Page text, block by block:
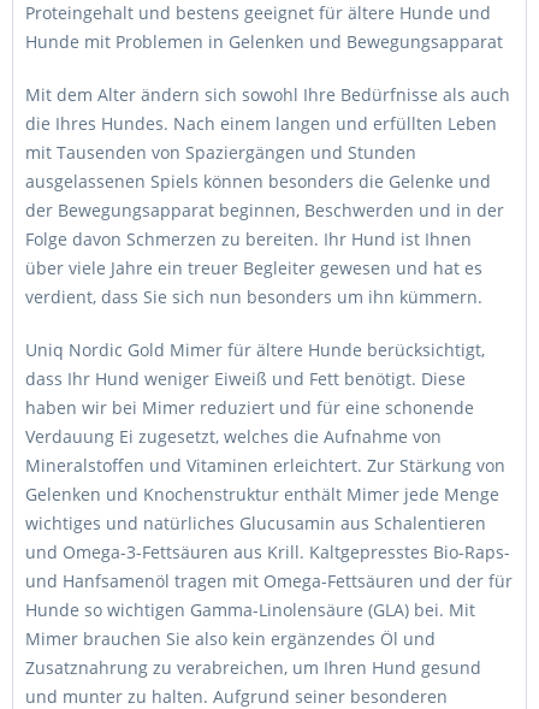
Proteingehalt und bestens geeignet für ältere Hunde und
Hunde mit Problemen in Gelenken und Bewegungsapparat
Mit dem Alter ändern sich sowohl Ihre Bedürfnisse als auch
die Ihres Hundes. Nach einem langen und erfüllten Leben
mit Tausenden von Spaziergängen und Stunden
ausgelassenen Spiels können besonders die Gelenke und
der Bewegungsapparat beginnen, Beschwerden und in der
Folge davon Schmerzen zu bereiten. Ihr Hund ist Ihnen
über viele Jahre ein treuer Begleiter gewesen und hat es
verdient, dass Sie sich nun besonders um ihn kümmern.
Uniq Nordic Gold Mimer für ältere Hunde berücksichtigt,
dass Ihr Hund weniger Eiweiß und Fett benötigt. Diese
haben wir bei Mimer reduziert und für eine schonende
Verdauung Ei zugesetzt, welches die Aufnahme von
Mineralstoffen und Vitaminen erleichtert. Zur Stärkung von
Gelenken und Knochenstruktur enthält Mimer jede Menge
wichtiges und natürliches Glucusamin aus Schalentieren
und Omega-3-Fettsäuren aus Krill. Kaltgepresstes Bio-Raps-
und Hanfsamenöl tragen mit Omega-Fettsäuren und der für
Hunde so wichtigen Gamma-Linolensäure (GLA) bei. Mit
Mimer brauchen Sie also kein ergänzendes Öl und
Zusatznahrung zu verabreichen, um Ihren Hund gesund
und munter zu halten. Aufgrund seiner besonderen